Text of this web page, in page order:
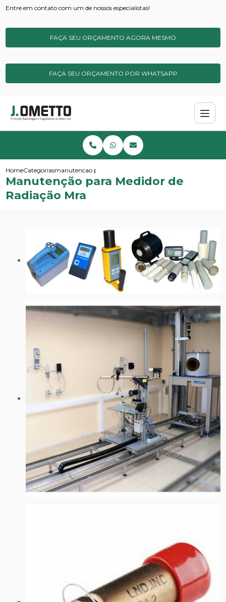
Entre em contato com um de nossos especialistas!
FAÇA SEU ORÇAMENTO AGORA MESMO
FAÇA SEU ORÇAMENTO POR WHATSAPP
HomeCategoriasmanutencao para medidor de radiacao mra
Manutenção para Medidor de
Radiação Mra